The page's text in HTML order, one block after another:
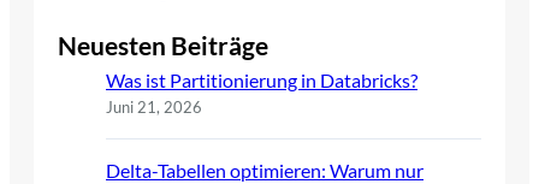
Neuesten Beiträge
Was ist Partitionierung in Databricks?
Juni 21, 2026
Delta-Tabellen optimieren: Warum nur